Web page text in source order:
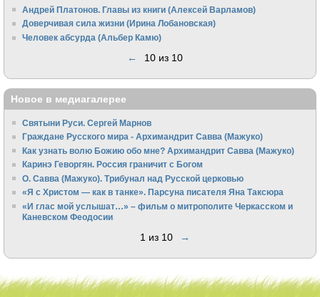
Андрей Платонов. Главы из книги (Алексей Варламов)
Доверчивая сила жизни (Ирина Лобановская)
Человек абсурда (Альбер Камю)
← 10 из 10
Новое в медиагалерее
Святыни Руси. Сергей Марнов
Граждане Русского мира - Архимандрит Савва (Мажуко)
Как узнать волю Божию обо мне? Архимандрит Савва (Мажуко)
Каринэ Геворгян. Россия граничит с Богом
О. Савва (Мажуко). Трибунал над Русской церковью
«Я с Христом — как в танке». Парсуна писателя Яна Таксюра
«И глас мой услышат…» – фильм о митрополите Черкасском и
Каневском Феодосии
1 из 10 →